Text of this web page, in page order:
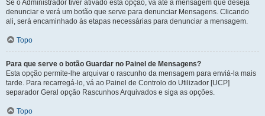
Se o Administrador tiver ativado esta opção, vá até à mensagem que deseja
denunciar e verá um botão que serve para denunciar Mensagens. Clicando
ali, será encaminhado às etapas necessárias para denunciar a mensagem.
Topo
Para que serve o botão Guardar no Painel de Mensagens?
Esta opção permite-lhe arquivar o rascunho da mensagem para enviá-la mais
tarde. Para recarregá-lo, vá ao Painel de Controlo do Utilizador [UCP]
separador Geral opção Rascunhos Arquivados e siga as opções.
Topo